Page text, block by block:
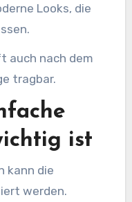
Looks, die
auch nach dem
tragbar.
ist
kann die
werden.